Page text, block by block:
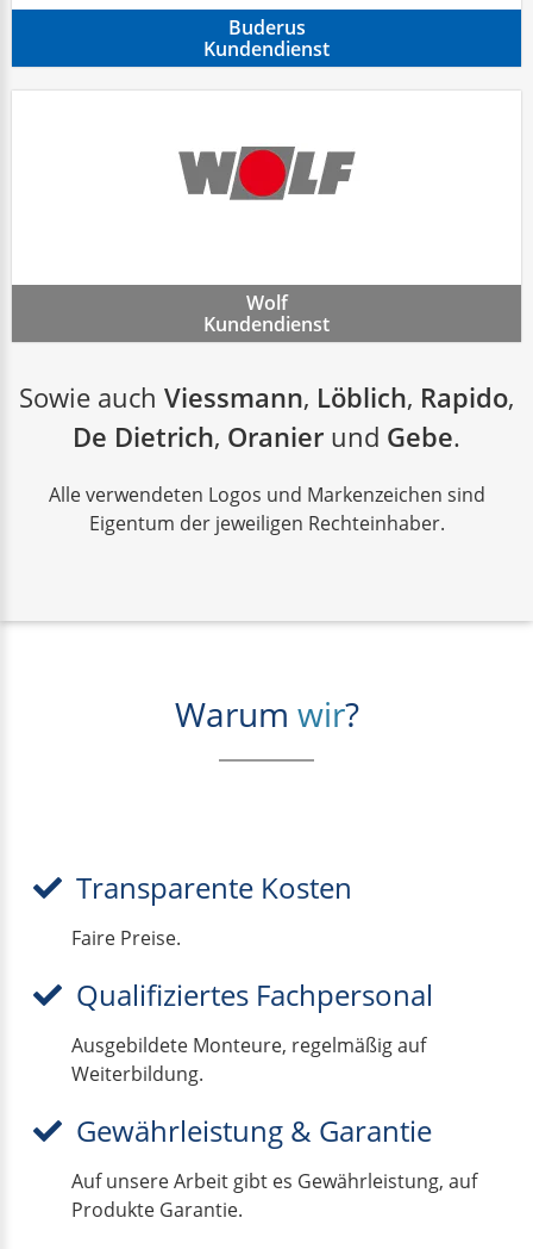
Buderus
Kundendienst
Wolf
Kundendienst
Sowie auch Viessmann, Löblich, Rapido,
De Dietrich, Oranier und Gebe.
Alle verwendeten Logos und Markenzeichen sind
Eigentum der jeweiligen Rechteinhaber.
Warum wir?
Transparente Kosten
Faire Preise.
Qualifiziertes Fachpersonal
Ausgebildete Monteure, regelmäßig auf
Weiterbildung.
Gewährleistung & Garantie
Auf unsere Arbeit gibt es Gewährleistung, auf
Produkte Garantie.